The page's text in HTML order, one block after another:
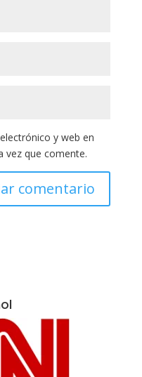
y web en
vez que comente.